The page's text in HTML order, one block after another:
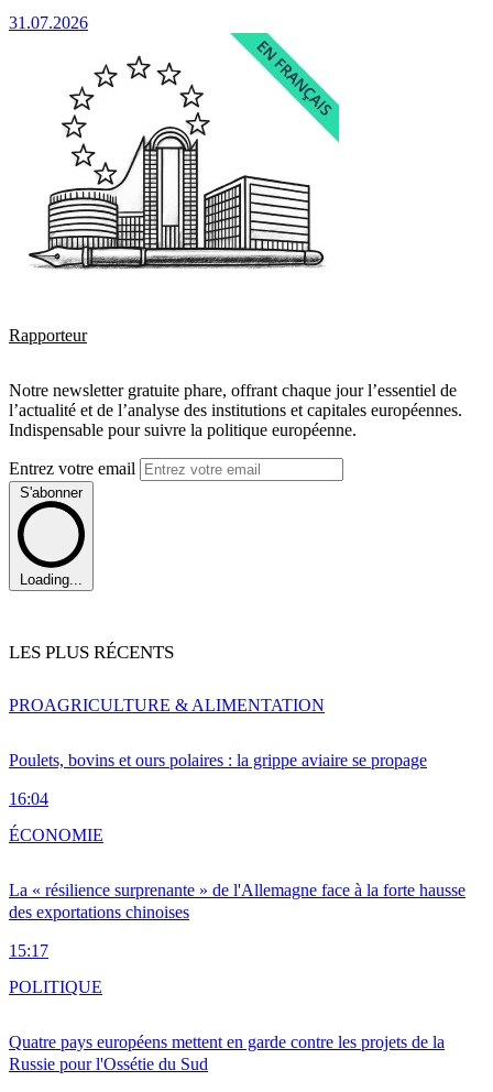
31.07.2026
Rapporteur
Notre newsletter gratuite phare, offrant chaque jour l’essentiel de
l’actualité et de l’analyse des institutions et capitales européennes.
Indispensable pour suivre la politique européenne.
Entrez votre email
S'abonner
Loading...
LES PLUS RÉCENTS
Poulets, bovins et ours polaires : la grippe aviaire se propage
16:04
PROAGRICULTURE & ALIMENTATION
La « résilience surprenante » de l'Allemagne face à la forte hausse
des exportations chinoises
15:17
ÉCONOMIE
Quatre pays européens mettent en garde contre les projets de la
Russie pour l'Ossétie du Sud
POLITIQUE